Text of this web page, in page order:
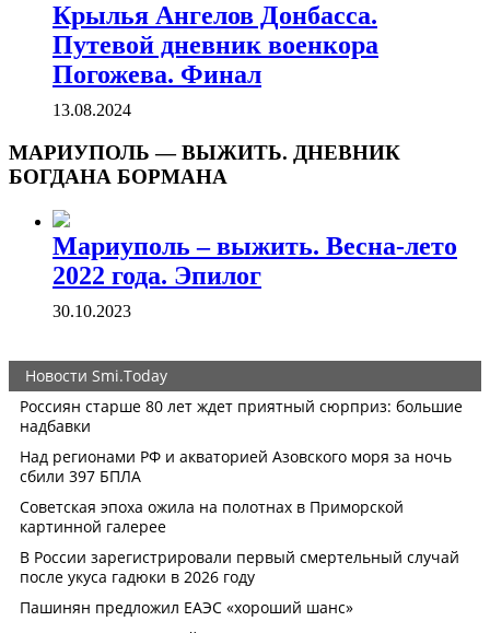
Крылья Ангелов Донбасса.
Путевой дневник военкора
Погожева. Финал
13.08.2024
МАРИУПОЛЬ — ВЫЖИТЬ. ДНЕВНИК
БОГДАНА БОРМАНА
Мариуполь – выжить. Весна-лето
2022 года. Эпилог
30.10.2023